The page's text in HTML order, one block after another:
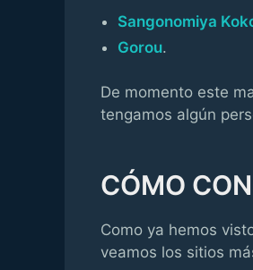
Sangonomiya
Gorou.
De momento este
tengamos algún
CÓMO
Como ya hemos
veamos los sitios